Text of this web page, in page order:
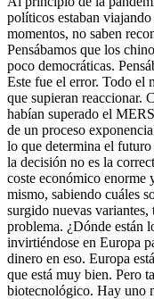
políticos estaban
momentos, no saben
Pensábamos que los
poco democráticas.
Este fue el error. Todo el
que supieran reaccionar.
habían superado el
de un proceso
lo que determina el
la decisión no es la
coste económico enorme
mismo, sabiendo cuáles
surgido nuevas variantes,
problema. ¿Dónde están
invirtiéndose en Europa
dinero en eso. Europa
que está muy bien. Pero
biotecnológico. Hay uno